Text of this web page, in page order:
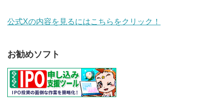
公式Xの内容を見るにはこちらをクリック！
お勧めソフト